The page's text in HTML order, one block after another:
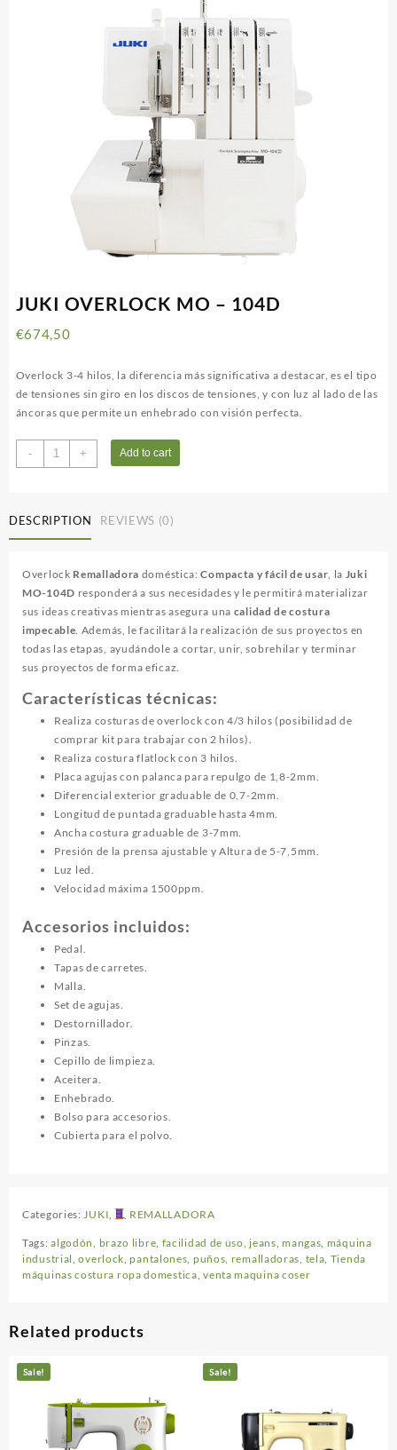
JUKI OVERLOCK MO – 104D
€674,50
Overlock 3-4 hilos, la diferencia más significativa a destacar, es el tipo
de tensiones sin giro en los discos de tensiones, y con luz al lado de las
áncoras que permite un enhebrado con visión perfecta.
-
JUKI
OVERLOCK
104D
quantity
+ Add to cart
DESCRIPTION REVIEWS (0)
Overlock Remalladora doméstica:Compacta y fácil de usar , la Juki
MO-104D responderá a sus necesidades y le permitirá materializar
sus ideas creativas mientras asegura una calidad de costura
impecable . Además, le facilitará la realización de sus proyectos en
todas las etapas, ayudándole a cortar, unir, sobrehilar y terminar
sus proyectos de forma eficaz.
Características técnicas:
Realiza costuras de overlock con 4/3 hilos (posibilidad de
comprar kit para trabajar con 2 hilos).
Realiza costura flatlock con 3 hilos.
Placa agujas con palanca para repulgo de 1,8-2mm.
Diferencial exterior graduable de 0,7-2mm.
Longitud de puntada graduable hasta 4mm.
Ancha costura graduable de 3-7mm.
Presión de la prensa ajustable y Altura de 5-7,5mm.
Luz led.
Velocidad máxima 1500ppm.
Accesorios incluidos:
Pedal.
Tapas de carretes.
Malla.
Set de agujas.
Destornillador.
Pinzas.
Cepillo de limpieza.
Aceitera.
Enhebrado.
Bolso para accesorios.
Cubierta para el polvo.
Categories: JUKI REMALLADORA
Tags:algodón brazo libre facilidad de uso jeans ,mangas máquina
industrial ,overlock ,pantalones puños remalladoras tela Tienda
máquinas costura ropa domestica ,venta maquina coser
Related products
Sale! Sale!